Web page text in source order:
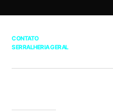
CONTATO
SERRALHERIA GERAL